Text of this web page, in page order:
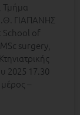
Τμήμα
ΓΙΑΠΑΝΗΣ
School of
surgery,
2025 17.30
–